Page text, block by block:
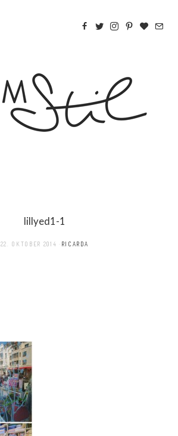
lillyed1-1
22. OKTOBER 2014 RICARDA